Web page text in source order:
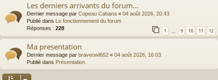
Les derniers arrivants du forum…
Dernier message par Copeau Cabana « 04 août 2026, 20:43
Publié dans Le fonctionnement du forum
Réponses : 228 1 9 10 11 12
Ma presentation
Dernier message par braveowl652 « 04 août 2026, 16:03
Publié dans Présentation